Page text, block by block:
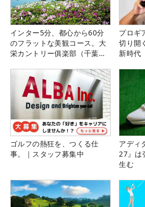
インター5分、都心から60分
のフラットな美観コース。大
栄カントリー俱楽部（千葉
プロギ
切り開
新時代
ゴルフの熱狂を、つくる仕
事。｜スタッフ募集中
アディ
27』は
生む